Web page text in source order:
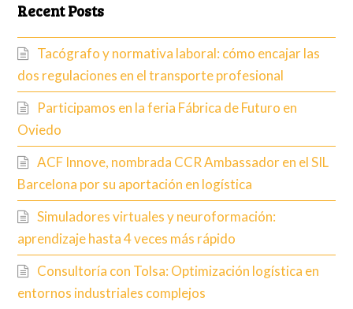
Recent Posts
Tacógrafo y normativa laboral: cómo encajar las
dos regulaciones en el transporte profesional
Participamos en la feria Fábrica de Futuro en
Oviedo
ACF Innove, nombrada CCR Ambassador en el SIL
Barcelona por su aportación en logística
Simuladores virtuales y neuroformación:
aprendizaje hasta 4 veces más rápido
Consultoría con Tolsa: Optimización logística en
entornos industriales complejos